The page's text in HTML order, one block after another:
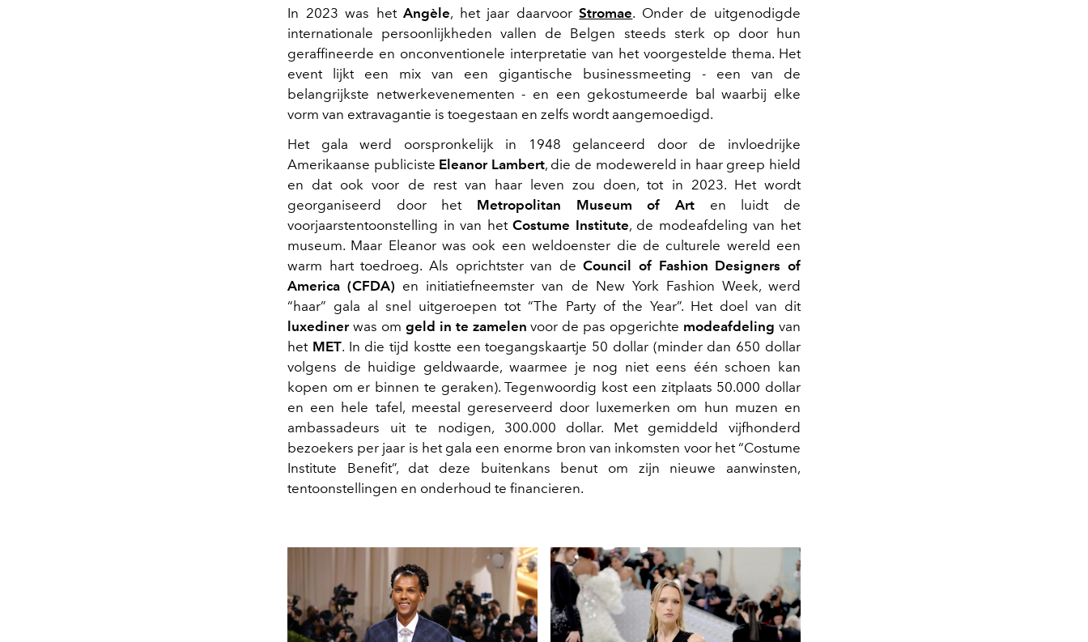
In 2023 was hetAngèle, het jaar daarvoorStromae. Onder de uitgenodigde
internationale persoonlijkheden vallen de Belgen steeds sterk op door hun
geraffineerde en onconventionele interpretatie van het voorgestelde thema. Het
event lijkt een mix van een gigantische businessmeeting - een van de
belangrijkste netwerkevenementen - en een gekostumeerde bal waarbij elke
vorm van extravagantie is toegestaan en zelfs wordt aangemoedigd.
Het gala werd oorspronkelijk in 1948 gelanceerd door de invloedrijke
Amerikaanse publiciste Eleanor Lambert, die de modewereld in haar greep hield
en dat ook voor de rest van haar leven zou doen, tot in 2023. Het wordt
georganiseerd door het Metropolitan Museum of Art en luidt de
voorjaarstentoonstelling in van hetCostume Institute, de modeafdeling van het
museum. Maar Eleanor was ook een weldoenster die de culturele wereld een
warm hart toedroeg. Als oprichtster van deCouncil of Fashion Designers of
America (CFDA) en initiatiefneemster van de New York Fashion Week, werd
“haar” gala al snel uitgeroepen tot “The Party of the Year”. Het doel van dit
luxedinerwas om geld in te zamelenvoor de pas opgerichte modeafdelingvan
het MET. In die tijd kostte een toegangskaartje 50 dollar (minder dan 650 dollar
volgens de huidige geldwaarde, waarmee je nog niet eens één schoen kan
kopen om er binnen te geraken). Tegenwoordig kost een zitplaats 50.000 dollar
en een hele tafel, meestal gereserveerd door luxemerken om hun muzen en
ambassadeurs uit te nodigen, 300.000 dollar. Met gemiddeld vijfhonderd
bezoekers per jaar is het gala een enorme bron van inkomsten voor het “Costume
Institute Benefit”, dat deze buitenkans benut om zijn nieuwe aanwinsten,
tentoonstellingen en onderhoud te financieren.